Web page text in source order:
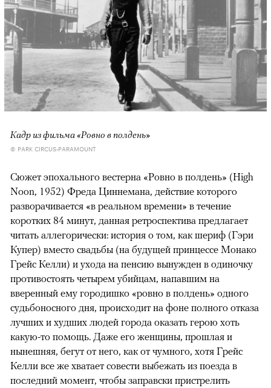
Кадр из фильма «Ровно в полдень»
© PARK CIRCUS-PARAMOUNT
Сюжет эпохального вестерна «Ровно в полдень» (High
Noon, 1952) Фреда Циннемана, действие которого
разворачивается «в реальном времени» в течение
коротких 84 минут, данная ретроспектива предлагает
читать аллегорически: история о том, как шериф (Гэри
Купер) вместо свадьбы (на будущей принцессе Монако
Грейс Келли) и ухода на пенсию вынужден в одиночку
противостоять четырем убийцам, напавшим на
вверенный ему городишко «ровно в полдень» одного
судьбоносного дня, происходит на фоне полного отказа
лучших и худших людей города оказать герою хоть
какую-то помощь. Даже его женщины, прошлая и
нынешняя, бегут от него, как от чумного, хотя Грейс
Келли все же хватает совести выбежать из поезда в
последний момент, чтобы заправски пристрелить